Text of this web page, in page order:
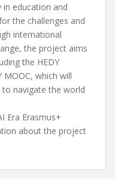
in education and
the challenges and
international
the project aims
the HEDY
MOOC, which will
navigate the world
Era Erasmus+
about the project